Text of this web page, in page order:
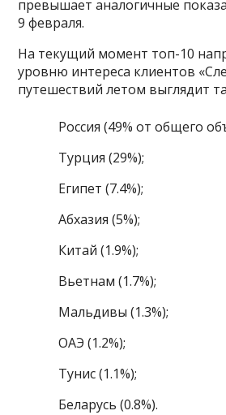
превышает аналогичные
9 февраля.
На текущий момент топ-10
уровню интереса клиентов
путешествий летом выглядит
Россия (49% от общего
Турция (29%);
Египет (7.4%);
Абхазия (5%);
Китай (1.9%);
Вьетнам (1.7%);
Мальдивы (1.3%);
ОАЭ (1.2%);
Тунис (1.1%);
Беларусь (0.8%).